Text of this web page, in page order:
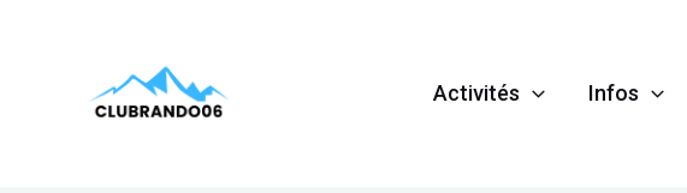
Activités Infos
de
l’article